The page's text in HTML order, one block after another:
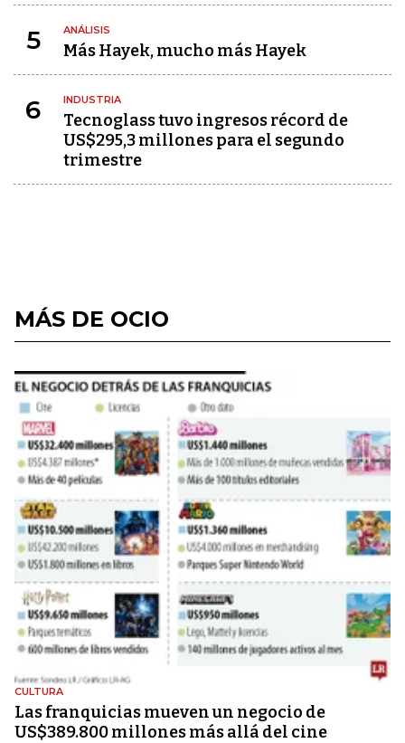
5 ANÁLISIS
Más Hayek, mucho más Hayek
6 INDUSTRIA
Tecnoglass tuvo ingresos récord de
US$295,3 millones para el segundo
trimestre
MÁS DE OCIO
CULTURA
Las franquicias mueven un negocio de
US$389.800 millones más allá del cine